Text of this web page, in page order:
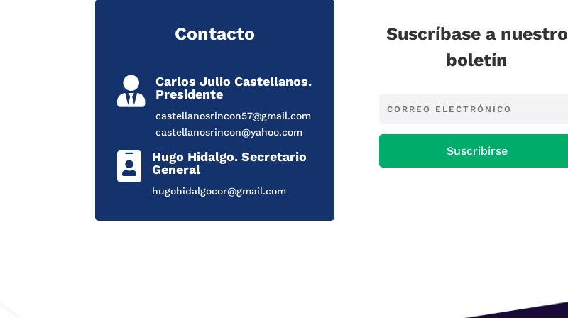
Contacto

Carlos Julio Castellanos.
Presidente
castellanosrincon57@gmail.com
castellanosrincon@yahoo.com

Hugo Hidalgo. Secretario
General
hugohidalgocor@gmail.com
Suscríbase a nuestro
boletín
Suscribirse